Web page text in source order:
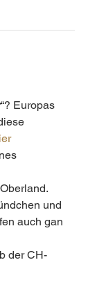
“? Europas
und
auch gan
der CH-